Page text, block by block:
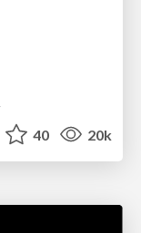
40 20k